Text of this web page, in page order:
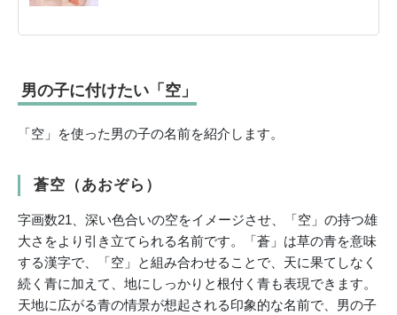
男の子に付けたい「空」
「空」を使った男の子の名前を紹介します。
蒼空（あおぞら）
字画数21、深い色合いの空をイメージさせ、「空」の持つ雄
大さをより引き立てられる名前です。「蒼」は草の青を意味
する漢字で、「空」と組み合わせることで、天に果てしなく
続く青に加えて、地にしっかりと根付く青も表現できます。
天地に広がる青の情景が想起される印象的な名前で、男の子